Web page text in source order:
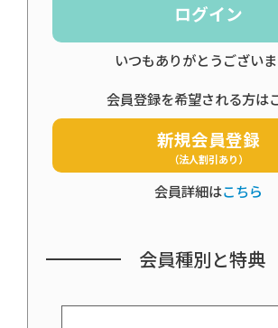
ログイン
いつもありがとうございま
会員登録を希望される方は
新規会員登録
（法人割引あり）
会員詳細はこちら
会員種別と特典